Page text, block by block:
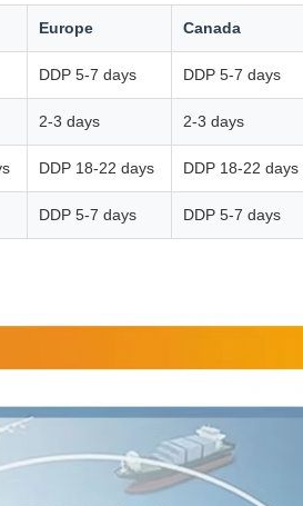
Europe Canada
DDP 5-7 days DDP 5-7 days
2-3 days 2-3 days
DDP 18-22 days DDP 18-22 days
DDP 5-7 days DDP 5-7 days